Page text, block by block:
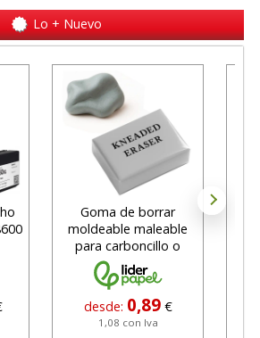
Lo + Nuevo
Goma de borrar
moldeable maleable
para carboncillo o
grafito
desde: 0,89 €
1,08 con Iva